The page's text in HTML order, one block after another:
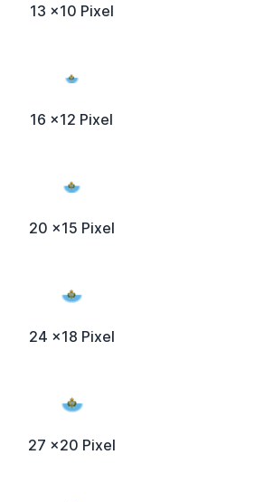
13 x10 Pixel
16 x12 Pixel
20 x15 Pixel
24 x18 Pixel
27 x20 Pixel